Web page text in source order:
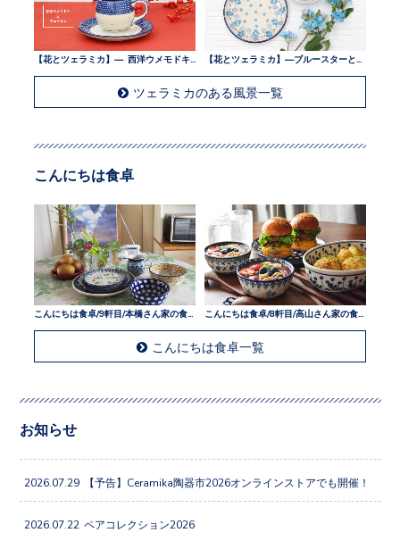
ツェラミカのある風景一覧
こんにちは食卓
こんにちは食卓/9軒目/本橋さん家の食卓
こんにちは食卓一覧
お知らせ
2026.07.29 【予告】Ceramika陶器市2026オンラインストアでも開催！
2026.07.22 ペアコレクション2026